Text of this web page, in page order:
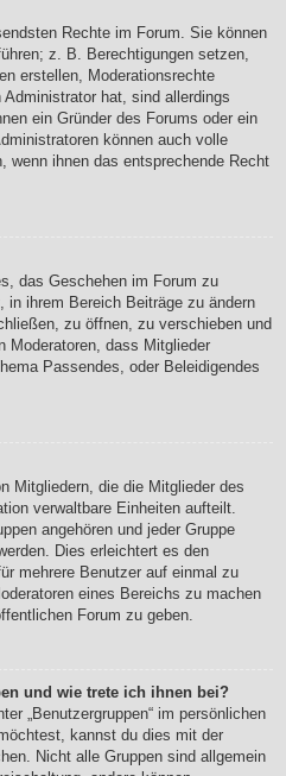
Rechte im Forum. Sie können
z. B. Berechtigungen setzen,
erstellen, Moderationsrechte
hat, sind allerdings
ein Gründer des Forums oder ein
können auch volle
wenn ihnen das entsprechende Recht
das Geschehen im Forum zu
in ihrem Bereich Beiträge zu ändern
zu öffnen, zu verschieben und
Moderatoren, dass Mitglieder
Passendes, oder Beleidigendes
Mitgliedern, die die Mitglieder des
verwaltbare Einheiten aufteilt.
angehören und jeder Gruppe
Dies erleichtert es den
mehrere Benutzer auf einmal zu
eines Bereichs zu machen
Forum zu geben.
und wie trete ich ihnen bei?
„Benutzergruppen“ im persönlichen
kannst du dies mit der
Nicht alle Gruppen sind allgemein